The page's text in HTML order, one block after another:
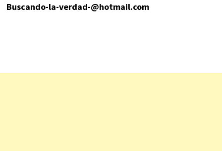
Buscando-la-verdad-@hotmail.com